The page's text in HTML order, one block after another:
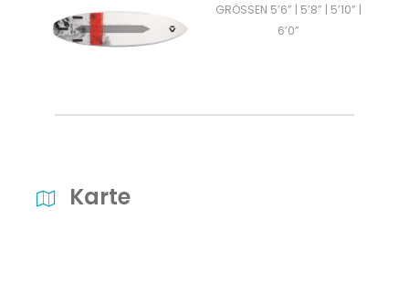
GRÖSSEN 5’6” | 5’8” | 5’10” |
6’0”
Karte